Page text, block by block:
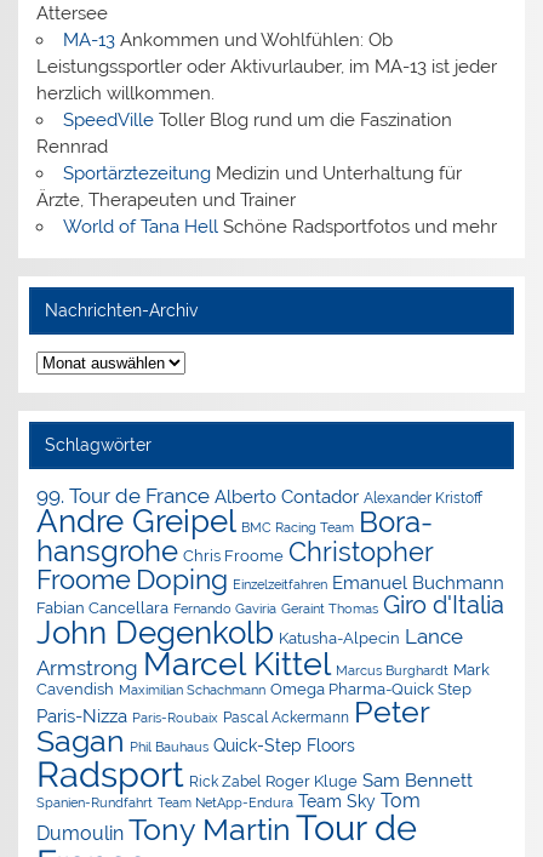
Attersee
MA-13Ankommen und Wohlfühlen: Ob
Leistungssportler oder Aktivurlauber, im MA-13 ist jeder
herzlich willkommen.
SpeedVilleToller Blog rund um die Faszination
Rennrad
SportärztezeitungMedizin und Unterhaltung für
Ärzte, Therapeuten und Trainer
World of Tana HellSchöne Radsportfotos und mehr
Nachrichten-Archiv
Nachrichten-
Archiv
Schlagwörter
99. Tour de France Alberto Contador Alexander Kristoff
Andre Greipel BMC Racing Team Bora-
hansgrohe Chris Froome Christopher
Froome Doping Einzelzeitfahren Emanuel Buchmann
Fabian Cancellara Fernando Gaviria Geraint Thomas Giro d'Italia
John Degenkolb Katusha-Alpecin Lance
Armstrong Marcel Kittel Marcus Burghardt Mark
Cavendish Maximilian Schachmann Omega Pharma-Quick Step
Paris-Nizza Paris-Roubaix Pascal Ackermann Peter
Sagan Phil Bauhaus Quick-Step Floors
Radsport Rick Zabel Roger Kluge Sam Bennett
Spanien-Rundfahrt Team NetApp-Endura Team Sky Tom
Dumoulin Tony Martin Tour de